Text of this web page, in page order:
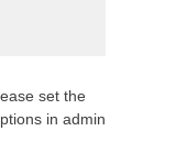
set the
in admin